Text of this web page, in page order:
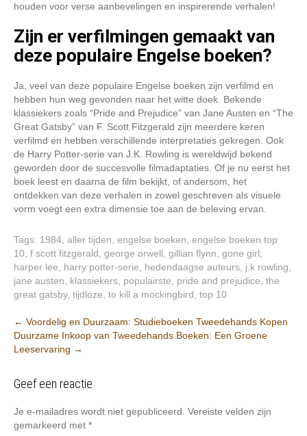
houden voor verse aanbevelingen en inspirerende verhalen!
Zijn er verfilmingen gemaakt van
deze populaire Engelse boeken?
Ja, veel van deze populaire Engelse boeken zijn verfilmd en
hebben hun weg gevonden naar het witte doek. Bekende
klassiekers zoals “Pride and Prejudice” van Jane Austen en “The
Great Gatsby” van F. Scott Fitzgerald zijn meerdere keren
verfilmd en hebben verschillende interpretaties gekregen. Ook
de Harry Potter-serie van J.K. Rowling is wereldwijd bekend
geworden door de succesvolle filmadaptaties. Of je nu eerst het
boek leest en daarna de film bekijkt, of andersom, het
ontdekken van deze verhalen in zowel geschreven als visuele
vorm voegt een extra dimensie toe aan de beleving ervan.
Tags: 1984 aller tijden engelse boeken engelse boeken top
10 f scott fitzgerald george orwell gillian flynn gone girl
harper lee
harry potter-serie hedendaagse auteurs j.k rowling
jane austen
klassiekers populairste pride and prejudice the
great gatsby, tijdloze to kill a mockingbird top 10
Post
navigation
← Voordelig en Duurzaam: Studieboeken Tweedehands Kopen
Duurzame Inkoop van Tweedehands Boeken: Een Groene
Leeservaring →
Geef een reactie
Je e-mailadres wordt niet gepubliceerd. Vereiste velden zijn
gemarkeerd met *